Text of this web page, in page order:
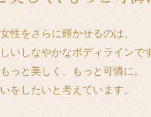
性をさらに輝かせるのは、
いしなやかなボディラインで
っと美しく、もっと可憐に。
をしたいと考えています。